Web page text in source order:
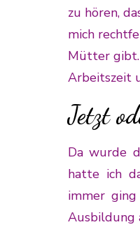
zu hören,
mich
Mütter gibt.
Arbeitszeit
Jetzt
Da wurde
hatte ich
immer
Ausbildung